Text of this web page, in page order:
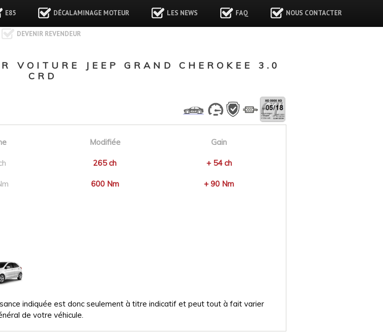
E85 DÉCALAMINAGE MOTEUR LES NEWS FAQ NOUS CONTACTER
DEVENIR REVENDEUR
VOITURE JEEP GRAND CHEROKEE 3.0
CRD
Modifiée Gain
265 ch + 54 ch
600 Nm
+ 90 Nm
indiquée est donc seulement à titre indicatif et peut tout à fait varier
de votre véhicule.